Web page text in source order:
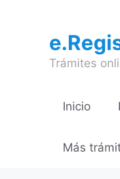
contenido
Trámites
Inicio
Más